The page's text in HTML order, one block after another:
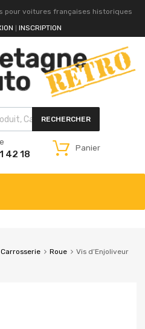
pour voitures françaises historiques
INSCRIPTION
RECHERCHER
42 18
Panier
Roue
Vis d’Enjoliveur